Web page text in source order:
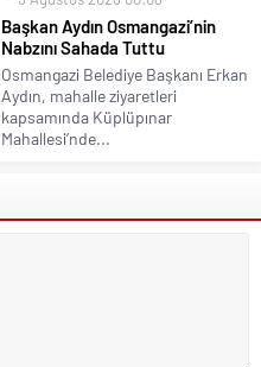
Başkan Aydın Osmangazi’nin
Nabzını Sahada Tuttu
Osmangazi Belediye Başkanı Erkan
Aydın, mahalle ziyaretleri
kapsamında Küplüpınar
Mahallesi’nde...